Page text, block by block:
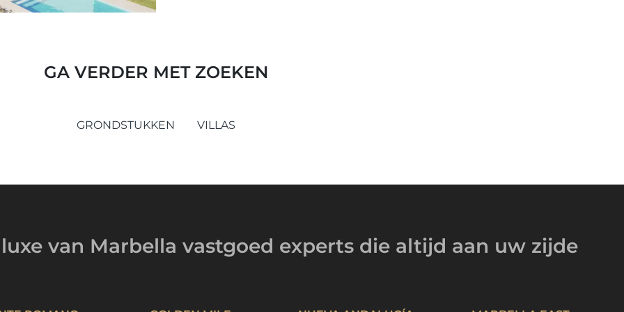
GA VERDER MET ZOEKEN
GRONDSTUKKEN VILLAS
van Marbella vastgoed experts die altijd aan uw zijde